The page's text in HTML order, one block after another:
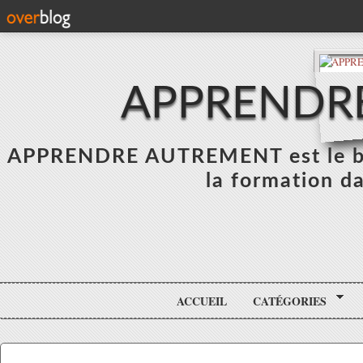
APPRENDRE AUTREMENT est
la formation
ACCUEIL CATÉGORIES